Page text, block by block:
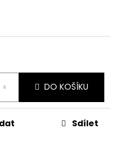
DO KOŠÍKU
Sdílet